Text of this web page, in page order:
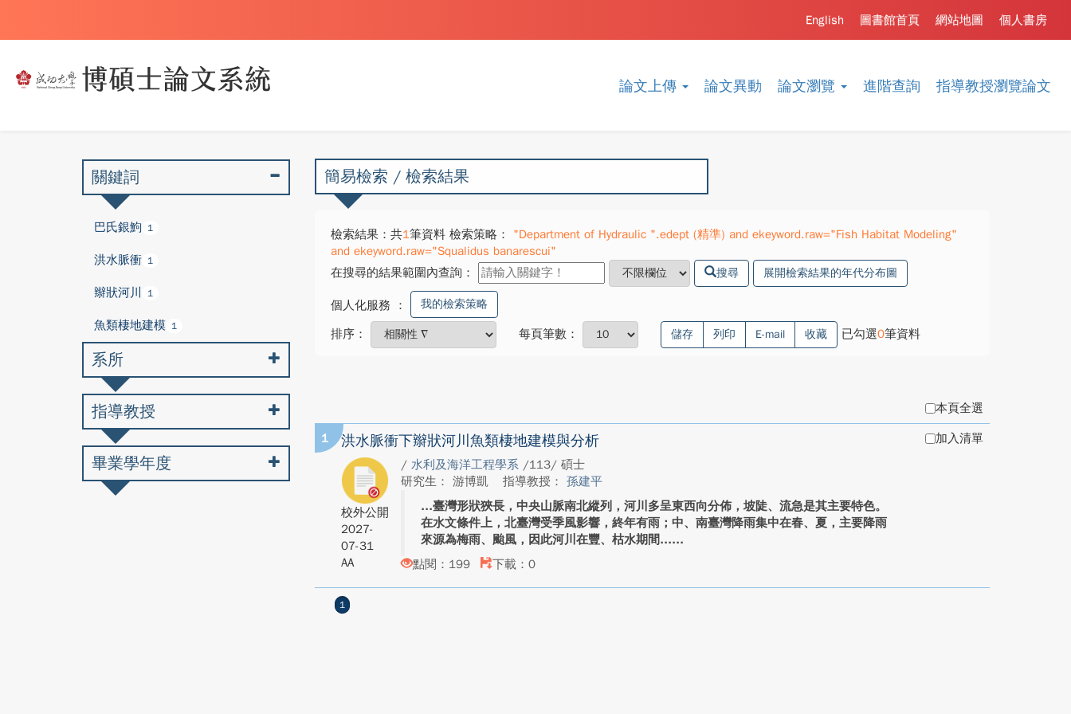
論文上傳 論文異動 論文瀏覽 進階查詢 指導教授瀏覽論文
個人書房
網站地圖
圖書館首頁
English
簡易檢索 / 檢索結果
檢索結果：共1筆資料 檢索策略：
"Department of Hydraulic ".edept (精準) and ekeyword.raw="Fish Habitat Modeling"
and ekeyword.raw="Squalidus banarescui"
在搜尋的結果範圍內查詢：
搜尋 展開檢索結果的年代分布圖
個人化服務 ： 我的檢索策略
排序： 每頁筆數： 儲存 列印 E-mail 收藏 已勾選0筆資料
本頁全選
1 洪水脈衝下辮狀河川魚類棲地建模與分析
校外公開
2027-
07-31
AA
/ 水利及海洋工程學系 /113/ 碩士
研究生： 游博凱
指導教授： 孫建平
臺灣形狀狹長，中央山脈南北縱列，河川多呈東西向分佈，坡陡、流急是其主要特色。
在水文條件上，北臺灣受季風影響，終年有雨；中、南臺灣降雨集中在春、夏，主要降雨
來源為梅雨、颱風，因此河川在豐、枯水期間...
點閱：199
下載：0
加入清單
1
關鍵詞
巴氏銀鮈 1
洪水脈衝 1
辮狀河川 1
魚類棲地建模 1
系所
指導教授
畢業學年度